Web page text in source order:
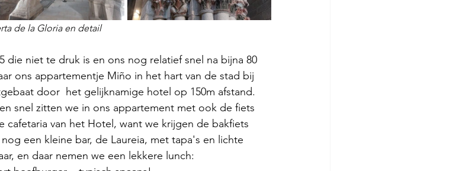
de la Gloria en detail
die niet te druk is en ons nog relatief snel na bijna 80
ons appartementje Miño in het hart van de stad bij
door  het gelijknamige hotel op 150m afstand.
snel zitten we in ons appartement met ook de fiets
cafetaria van het Hotel, want we krijgen de bakfiets
een kleine bar, de Laureia, met tapa's en lichte
en daar nemen we een lekkere lunch: